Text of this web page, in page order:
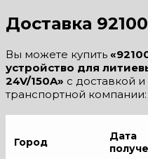
Доставка
Вы можете купить
устройство для
24V/150A» с доставкой
транспортной компании:
Город
Дата